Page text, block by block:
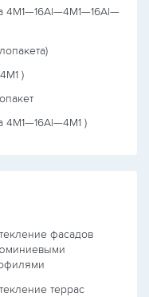
4М1—16Al—4М1—16Al—
4М1 )
4М1—16Al—4М1 )
фасадов
террас